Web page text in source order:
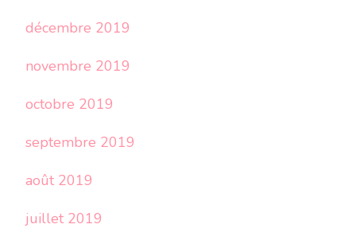
décembre 2019
novembre 2019
octobre 2019
septembre 2019
août 2019
juillet 2019